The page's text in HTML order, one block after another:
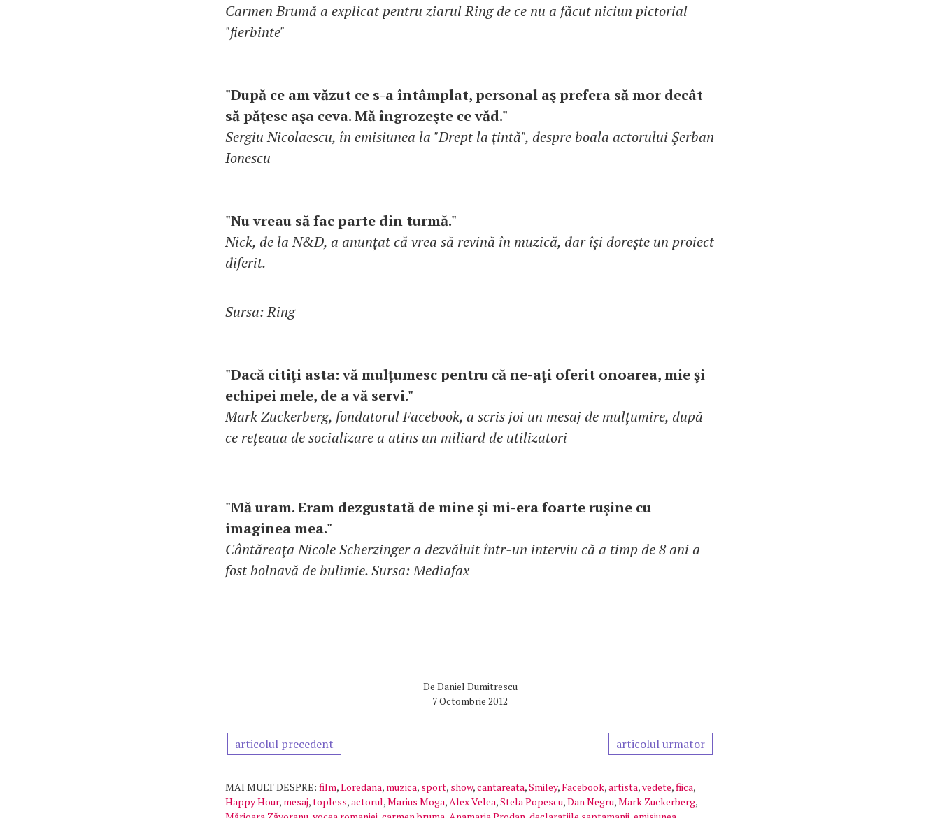
Carmen Brumă a explicat pentru ziarul Ring de ce nu a făcut niciun pictorial
"fierbinte"
"După ce am văzut ce s-a întâmplat, personal aş prefera să mor decât
să păţesc aşa ceva. Mă îngrozeşte ce văd."
Sergiu Nicolaescu, în emisiunea la "Drept la ţintă", despre boala actorului Şerban
Ionescu
"Nu vreau să fac parte din turmă."
Nick, de la N&D, a anunțat că vrea să revină în muzică, dar își dorește un proiect
diferit.
Sursa: Ring
"Dacă citiţi asta: vă mulţumesc pentru că ne-aţi oferit onoarea, mie şi
echipei mele, de a vă servi."
Mark Zuckerberg, fondatorul Facebook, a scris joi un mesaj de mulțumire, după
ce rețeaua de socializare a atins un miliard de utilizatori
"Mă uram. Eram dezgustată de mine şi mi-era foarte ruşine cu
imaginea mea."
Cântăreaţa Nicole Scherzinger a dezvăluit într-un interviu că a timp de 8 ani a
fost bolnavă de bulimie. Sursa: Mediafax
De Daniel Dumitrescu
7 Octombrie 2012
articolul precedent articolul urmator
MAI MULT DESPRE: film,Loredana, muzica, sport, show,cantareata,Smiley,Facebook,artista,vedete,fiica,
Happy Hour, mesaj,topless,actorul,Marius Moga,Alex Velea,Stela Popescu,Dan Negru,Mark Zuckerberg,